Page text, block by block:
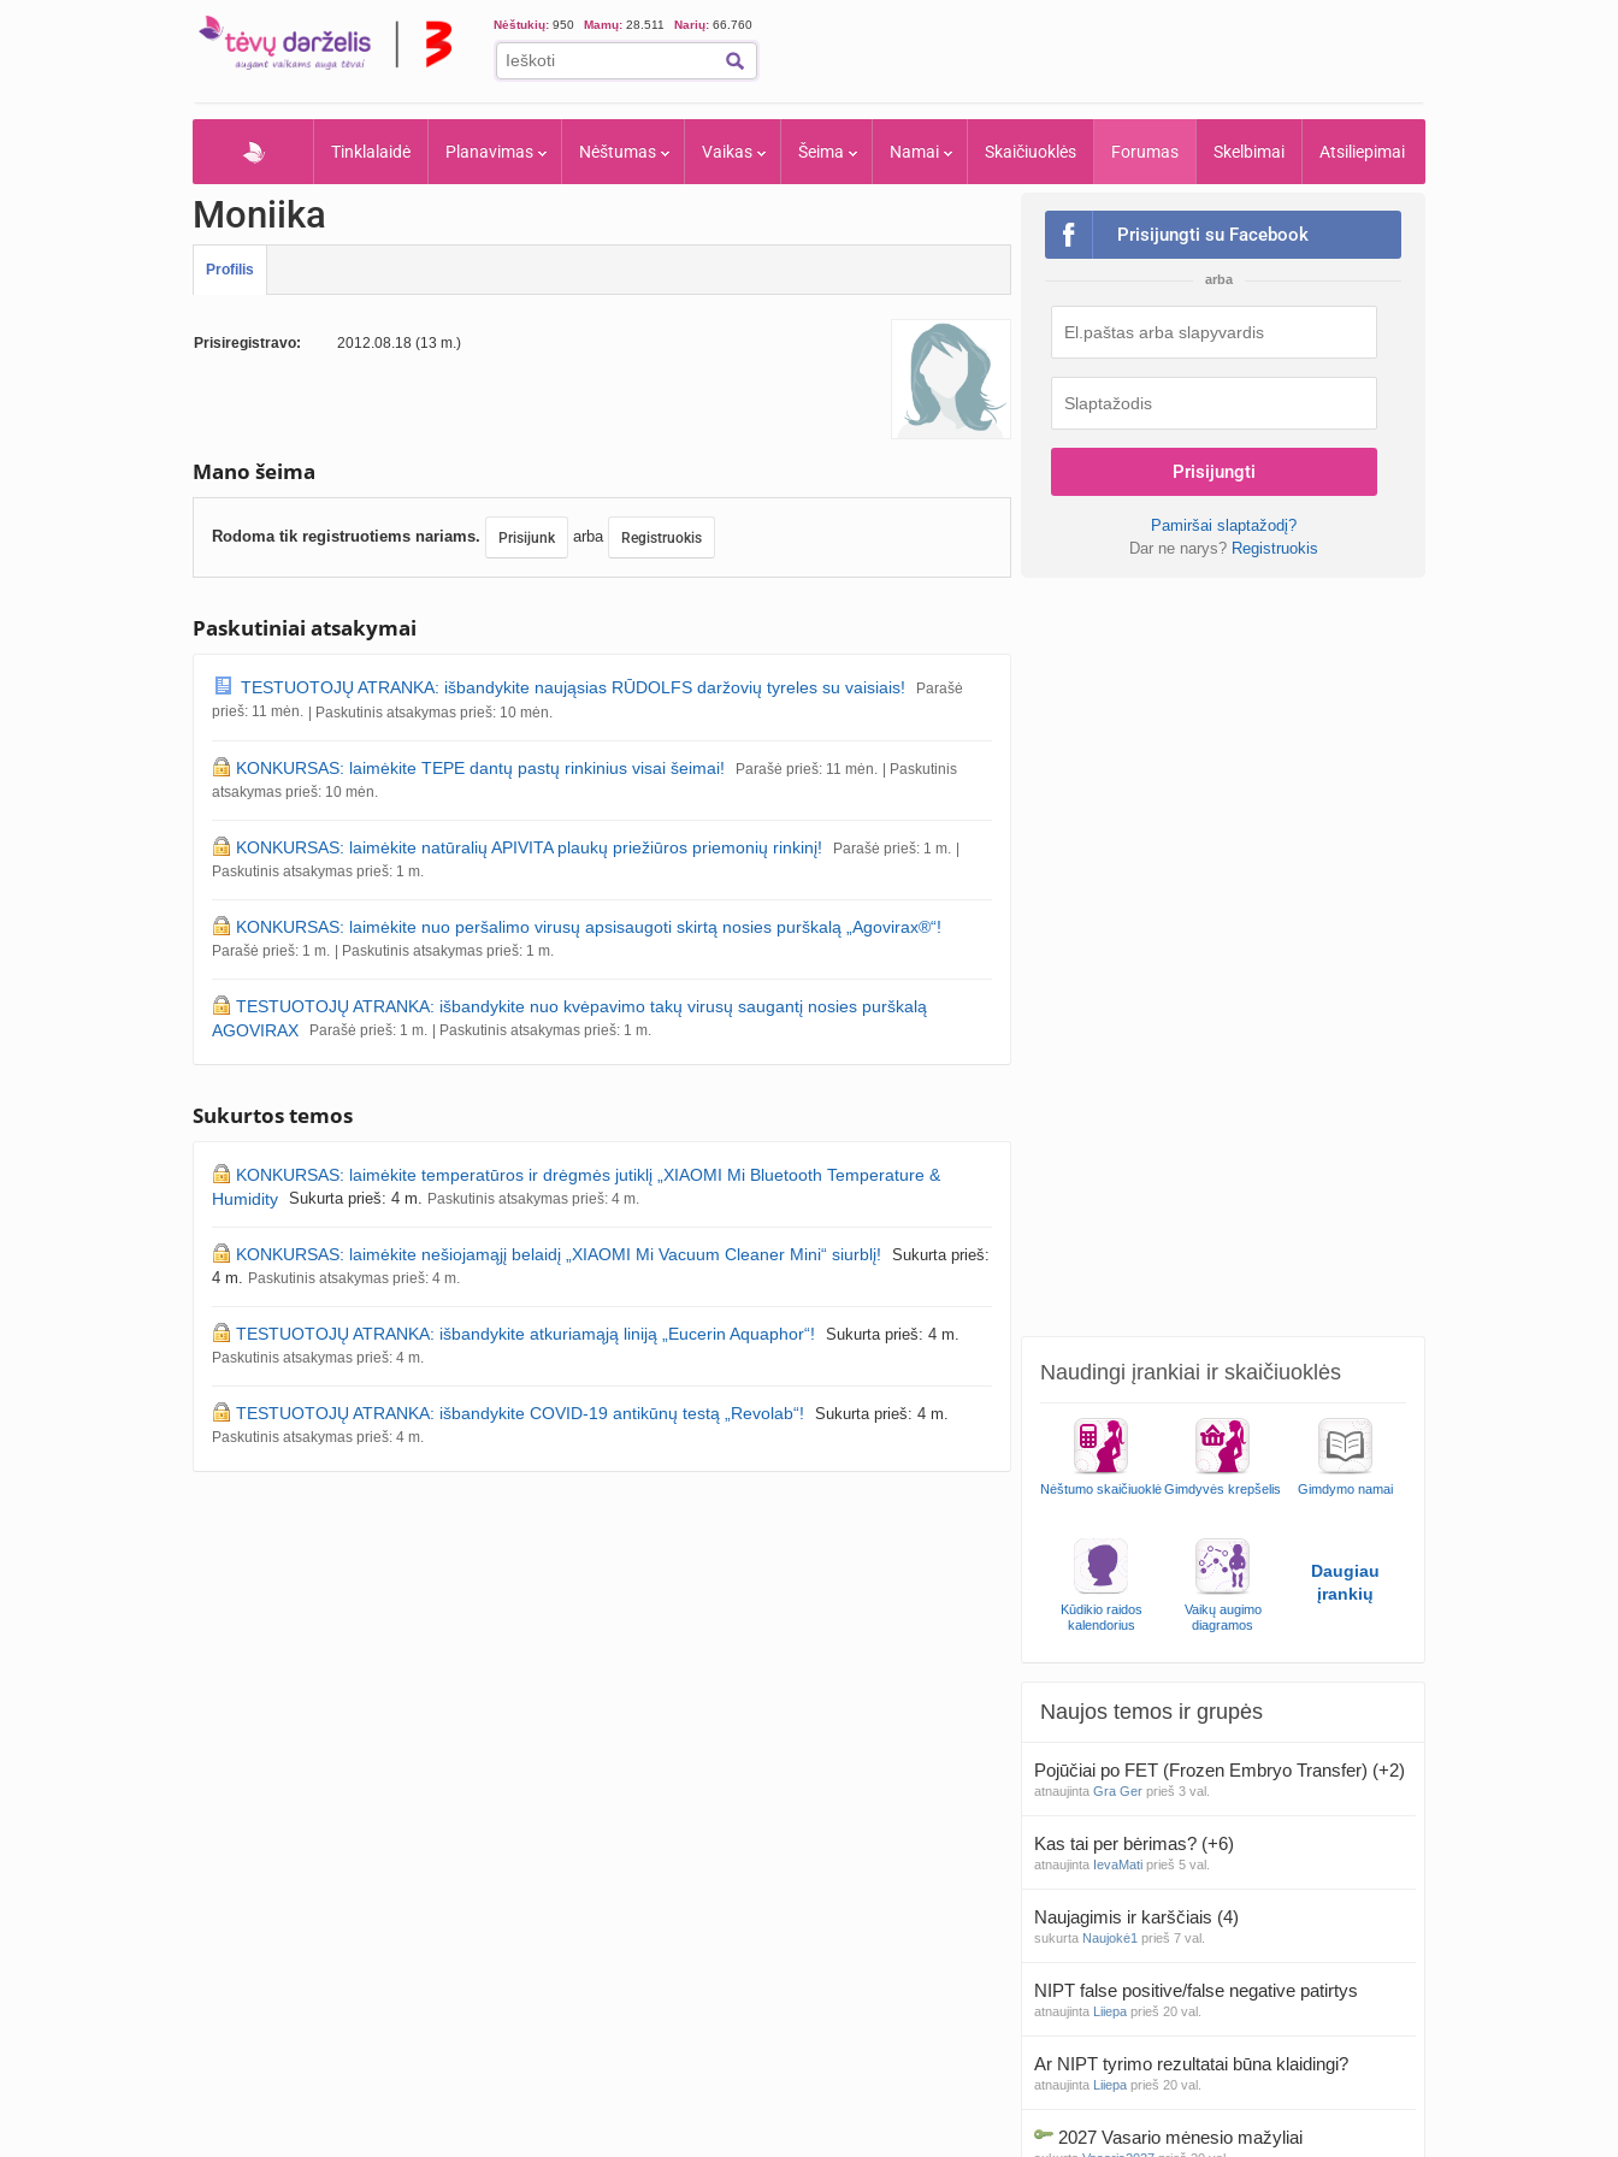
Nėštukių: 950 Mamų: 28.511 Narių: 66.760
Tinklalaidė Planavimas Nėštumas Vaikas Šeima Namai Skaičiuoklės Forumas Skelbimai Atsiliepimai
Moniika
Profilis
Prisiregistravo: 2012.08.18 (13 m.)
Mano šeima
Rodoma tik registruotiems nariams. Prisijunk arba Registruokis
Paskutiniai atsakymai
TESTUOTOJŲ ATRANKA: išbandykite naująsias RŪDOLFS daržovių tyreles su vaisiais! Parašė
prieš: 11 mėn. | Paskutinis atsakymas prieš: 10 mėn.
KONKURSAS: laimėkite TEPE dantų pastų rinkinius visai šeimai! Parašė prieš: 11 mėn. | Paskutinis
atsakymas prieš: 10 mėn.
KONKURSAS: laimėkite natūralių APIVITA plaukų priežiūros priemonių rinkinį! Parašė prieš: 1 m.
Paskutinis atsakymas prieš: 1 m.
KONKURSAS: laimėkite nuo peršalimo virusų apsisaugoti skirtą nosies purškalą „Agovirax®“!
Parašė prieš: 1 m. | Paskutinis atsakymas prieš: 1 m.
TESTUOTOJŲ ATRANKA: išbandykite nuo kvėpavimo takų virusų saugantį nosies purškalą
AGOVIRAX Parašė prieš: 1 m. | Paskutinis atsakymas prieš: 1 m.
Sukurtos temos
KONKURSAS: laimėkite temperatūros ir drėgmės jutiklį „XIAOMI Mi Bluetooth Temperature &
Humidity Sukurta prieš: 4 m. Paskutinis atsakymas prieš: 4 m.
KONKURSAS: laimėkite nešiojamąjį belaidį „XIAOMI Mi Vacuum Cleaner Mini“ siurblį!
Sukurta prieš:
4 m. Paskutinis atsakymas prieš: 4 m.
TESTUOTOJŲ ATRANKA: išbandykite atkuriamąją liniją „Eucerin Aquaphor“! Sukurta prieš: 4 m.
Paskutinis atsakymas prieš: 4 m.
TESTUOTOJŲ ATRANKA: išbandykite COVID-19 antikūnų testą „Revolab“! Sukurta prieš: 4 m.
Paskutinis atsakymas prieš: 4 m.
Prisijungti su Facebook
arba
Prisijungti
Pamiršai slaptažodį?
Dar ne narys? Registruokis
Naudingi įrankiai ir skaičiuoklės
Nėštumo skaičiuoklė Gimdyvės krepšelis Gimdymo namai
Kūdikio raidos
kalendorius
Vaikų augimo
diagramos
Daugiau
įrankių
Naujos temos ir grupės
Pojūčiai po FET (Frozen Embryo Transfer) (+2)
atnaujinta Gra Ger prieš 3 val.
Kas tai per bėrimas? (+6)
atnaujinta IevaMati prieš 5 val.
Naujagimis ir karščiais (4)
sukurta Naujokė1 prieš 7 val.
NIPT false positive/false negative patirtys
atnaujinta Liiepa prieš 20 val.
Ar NIPT tyrimo rezultatai būna klaidingi?
atnaujinta Liiepa prieš 20 val.
2027 Vasario mėnesio mažyliai